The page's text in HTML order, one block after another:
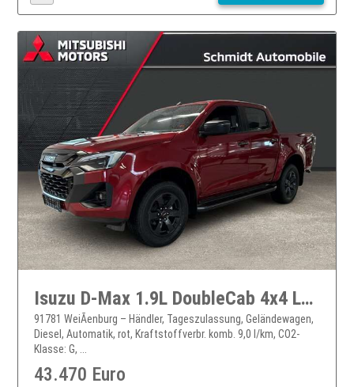
Isuzu D-Max 1.9L DoubleCab 4x4 LSE V-Cross LED ACC PDC Kamera
91781 WeiÃenburg – Händler, Tageszulassung, Geländewagen,
Diesel, Automatik, rot, Kraftstoffverbr. komb. 9,0 l/km, CO2-
Klasse: G, ...
43.470 Euro